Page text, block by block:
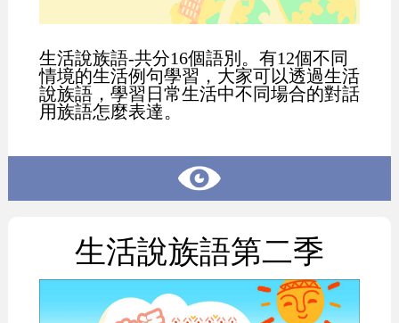
生活說族語-共分16個語別。有12個不同
情境的生活例句學習，大家可以透過生活
說族語，學習日常生活中不同場合的對話
用族語怎麼表達。
生活說族語第二季